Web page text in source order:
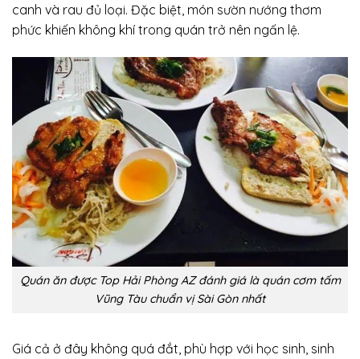
canh và rau đủ loại. Đặc biệt, món sườn nướng thơm
phức khiến không khí trong quán trở nên ngấn lệ.
Quán ăn được Top Hải Phòng AZ đánh giá là quán cơm tấm
Vũng Tàu chuẩn vị Sài Gòn nhất
Giá cả ở đây không quá đắt, phù hợp với học sinh, sinh